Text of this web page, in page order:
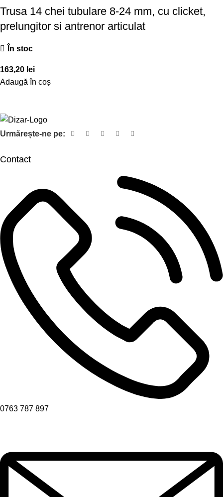
Trusa 14 chei tubulare 8-24 mm, cu clicket,
prelungitor si antrenor articulat
În stoc
163,20 lei
Adaugă în coș
Urmărește-ne pe:
Contact
0763 787 897